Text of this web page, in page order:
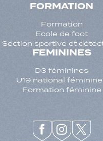
FORMATION
Formation
Ecole de foot
Section sportive et
FEMININES
D3 féminines
U19 national
Formation féminine